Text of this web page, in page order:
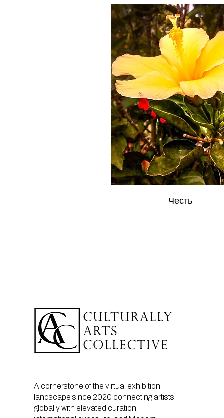
Честь
A cornerstone of the virtual exhibition
landscape since 2020 connecting artists
globally with elevated curation,